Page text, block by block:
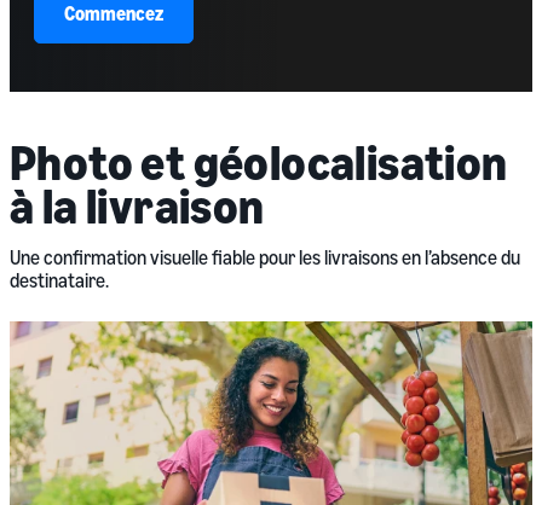
Commencez
Photo et géolocalisation
à la livraison
Une confirmation visuelle fiable pour les livraisons en l’absence du
destinataire.